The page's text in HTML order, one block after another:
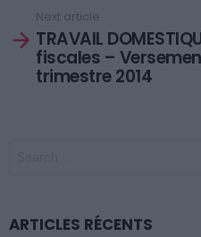
Next article
TRAVAIL
fiscales –
trimestre 2014
ARTICLES RÉCENTS